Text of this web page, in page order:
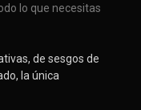
lo que necesitas
de sesgos de
la única